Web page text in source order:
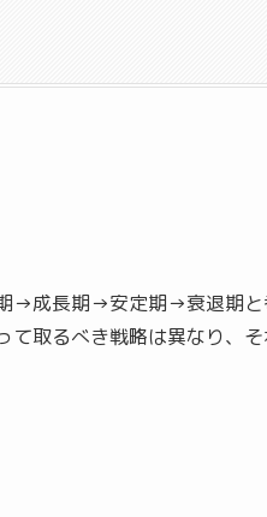
→成長期→安定期→衰退期と
て取るべき戦略は異なり、